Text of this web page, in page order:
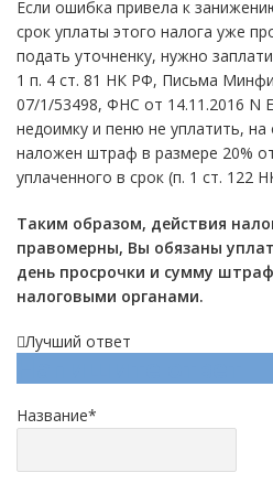
Если ошибка привела к
срок уплаты этого налога уже
подать уточненку, нужно
1 п. 4 ст. 81 НК РФ, Письма
07/1/53498, ФНС от 14.11.2016 N
недоимку и пеню не уплатить, на
наложен штраф в размере 20%
уплаченного в срок (п. 1 ст. 122
Таким образом, действия
правомерны, Вы обязаны
день просрочки и сумму
налоговыми органами.
Лучший ответ
Название*